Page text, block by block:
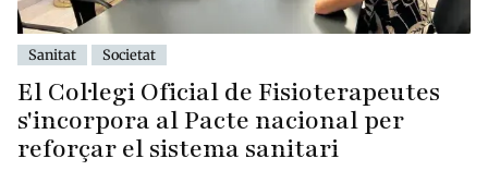
Sanitat Societat
El Col·legi Oficial de Fisioterapeutes
s'incorpora al Pacte nacional per
reforçar el sistema sanitari